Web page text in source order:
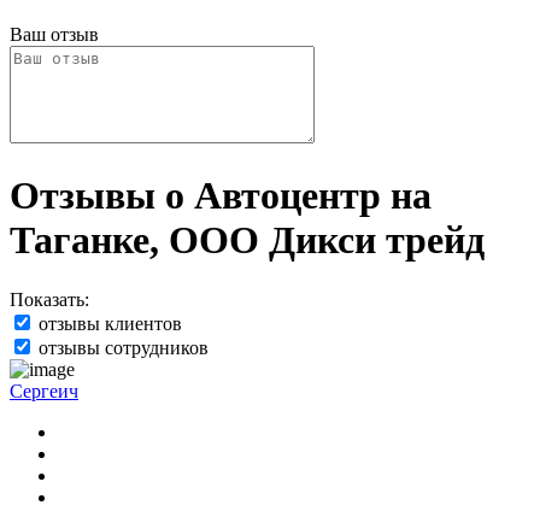
Ваш отзыв
Отзывы о Автоцентр на
Таганке, ООО Дикси трейд
Показать:
отзывы клиентов
отзывы сотрудников
Сергеич